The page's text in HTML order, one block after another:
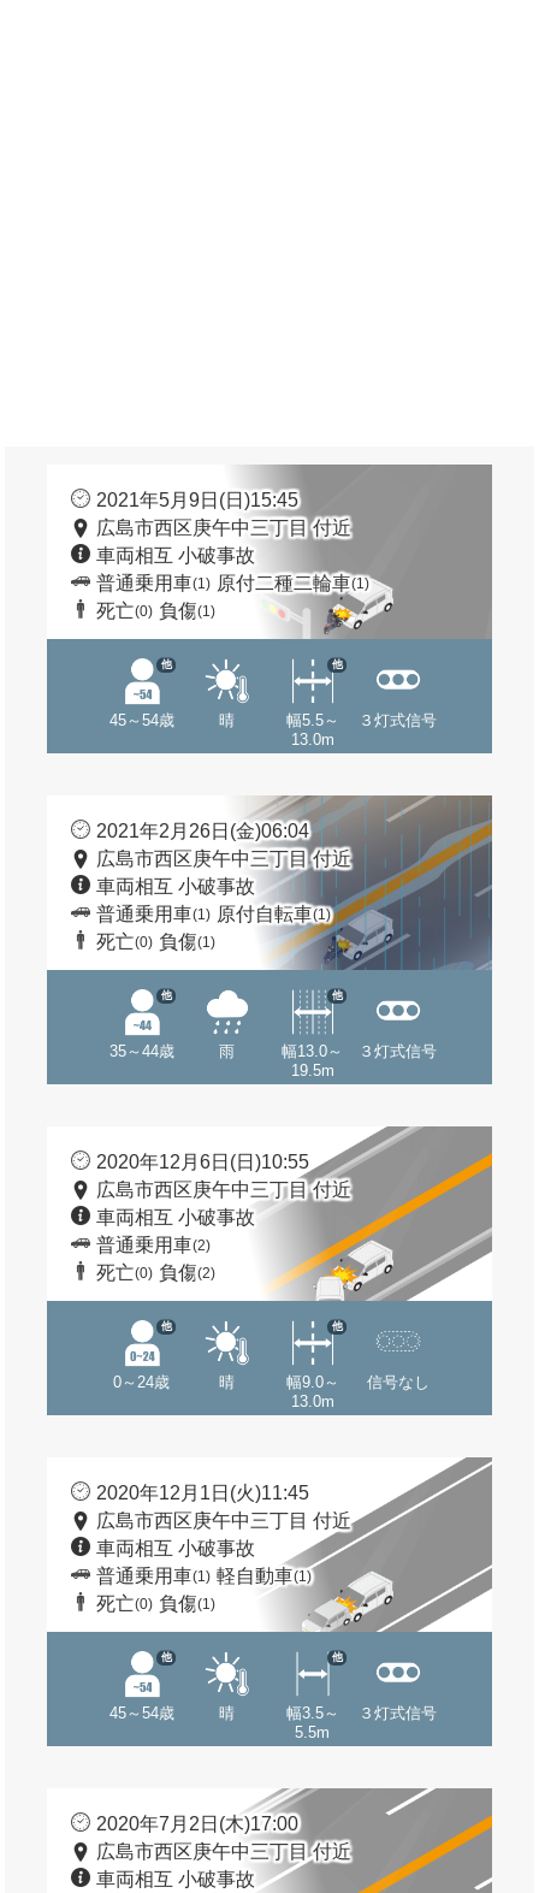
2021年5月9日(日)15:45
広島市西区庚午中三丁目 付近
車両相互 小破事故
普通乗用車(1) 原付二種二輪車(1)
死亡(0) 負傷(1)
45～54歳
他
晴
幅5.5～
13.0m
他
３灯式信号
2021年2月26日(金)06:04
広島市西区庚午中三丁目 付近
車両相互 小破事故
普通乗用車(1) 原付自転車(1)
死亡(0) 負傷(1)
35～44歳
他
雨
幅13.0～
19.5m
他
３灯式信号
2020年12月6日(日)10:55
広島市西区庚午中三丁目 付近
車両相互 小破事故
普通乗用車(2)
死亡(0) 負傷(2)
0～24歳
他
晴
幅9.0～
13.0m
他
信号なし
2020年12月1日(火)11:45
広島市西区庚午中三丁目 付近
車両相互 小破事故
普通乗用車(1) 軽自動車(1)
死亡(0) 負傷(1)
45～54歳
他
晴
幅3.5～
5.5m
他
３灯式信号
2020年7月2日(木)17:00
広島市西区庚午中三丁目 付近
車両相互 小破事故